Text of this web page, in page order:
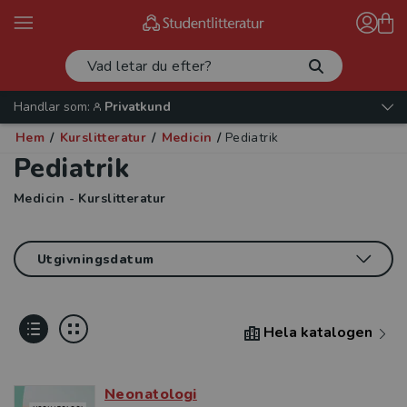
Handlar som:
Privatkund
Hem / Kurslitteratur / Medicin / Pediatrik
Pediatrik
Medicin - Kurslitteratur
Hela katalogen
Neonatologi